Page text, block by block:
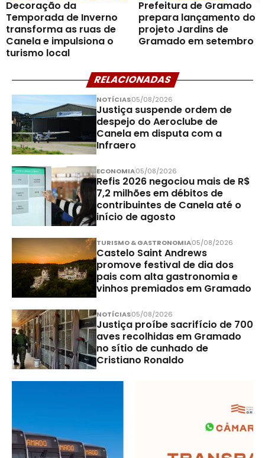
Decoração da
Temporada de Inverno
transforma as ruas de
Canela e impulsiona o
turismo local
Prefeitura de Gramado
prepara lançamento do
projeto Jardins de
Gramado em setembro
RELACIONADAS
NOTÍCIAS05/08/2026
Justiça suspende ordem de
despejo do Aeroclube de
Canela em disputa com a
Infraero
ECONOMIA05/08/2026
Refis 2026 negociou mais de R$
7,2 milhões em débitos de
contribuintes de Canela até o
início de agosto
TURISMO & GASTRONOMIA05/08/2026
Castelo Saint Andrews
promove festival de dia dos
pais com alta gastronomia e
vinhos premiados em Gramado
NOTÍCIAS05/08/2026
Justiça proíbe sacrifício de 700
aves recolhidas em Gramado
no sítio de cunhado de
Cristiano Ronaldo